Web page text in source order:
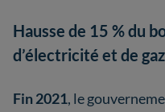
Hausse de 15 % du
d’électricité et de gaz
Fin 2021, le